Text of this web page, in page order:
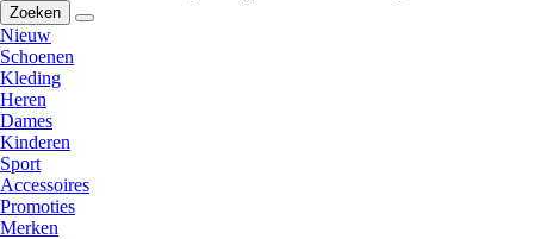
Zoeken
Nieuw
Schoenen
Kleding
Heren
Dames
Kinderen
Sport
Accessoires
Promoties
Merken